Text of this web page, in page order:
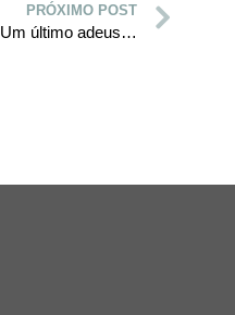
PRÓXIMO POST
Um último adeus…